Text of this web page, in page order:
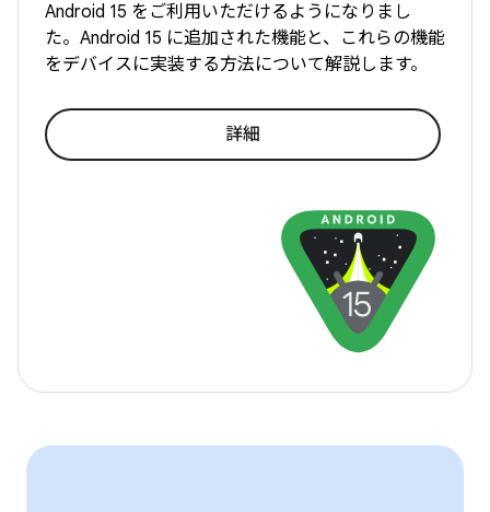
Android 15 をご利用いただけるようになりまし
た。Android 15 に追加された機能と、これらの機能
をデバイスに実装する方法について解説します。
詳細